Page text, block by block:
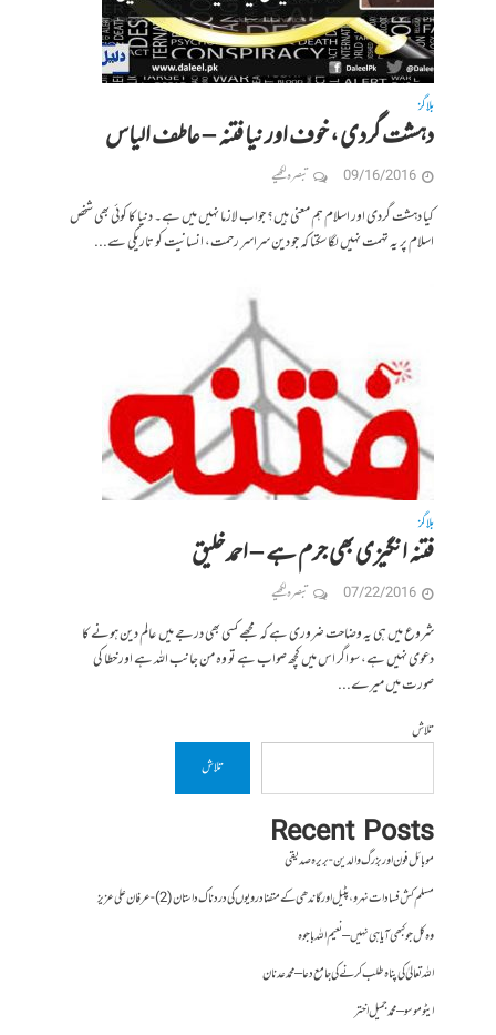
بلاگز
دہشت گردی ، خوف اور نیا فتنہ – عاطف الیاس
09/16/2016 تبصرہ لکھیے
کیا دہشت گردی اور اسلام ہم معنی ہیں؟ جواب لازما نہیں میں ہے۔ دنیا کا کوئی بھی شخص
اسلام پر یہ تہمت نہیں لگا سکتا کہ جو دین سراسر رحمت، انسانیت کو تاریکی سے...
بلاگز
فتنہ انگیزی بھی جرم ہے – احمد خلیق
07/22/2016 تبصرہ لکھیے
شروع میں ہی یہ وضاحت ضروری ہے کہ مجھے کسی بھی درجے میں عالم دین ہونے کا
دعوی نہیں ہے، سو اگر اس میں کچھ صواب ہے تو وہ من جانب اللہ ہے اور خطا کی
صورت میں میرے...
تلاش
تلاش
Recent Posts
موبائل فون اور بزرگ والدین- بریرہ صدیقی
مسلم کش فسادات نہرو، پٹیل اور گاندھی کے متضاد رویوں کی درد ناک داستان (2)- عرفان علی عزیز
وہ کل جو کبھی آیا ہی نہیں – نعیم اللہ باجوہ
اللہ تعالیٰ کی پناہ طلب کرنے کی جامع دعا – محمد عدنان
ایٹوموسو – محمد جمیل اختر